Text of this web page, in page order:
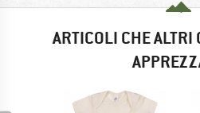
ARTICOLI CHE ALTRI